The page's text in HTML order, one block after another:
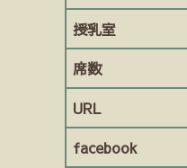
授乳室
席数
URL
facebook